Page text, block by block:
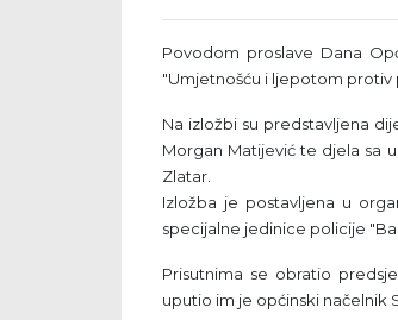
Povodom proslave Dana
"Umjetnošću i ljepotom protiv
Na izložbi su predstavljena
Morgan Matijević te djela sa
Zlatar.
Izložba je postavljena u
specijalne jedinice policije
Prisutnima se obratio
uputio im je općinski načelnik